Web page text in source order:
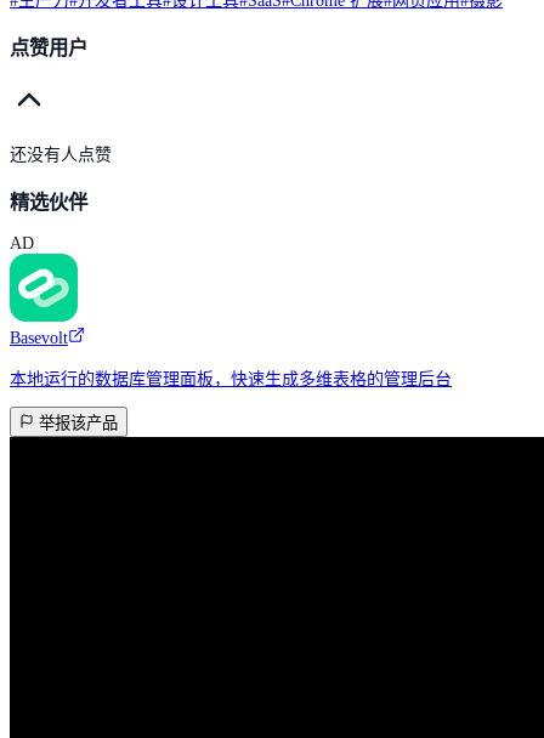
点赞用户
还没有人点赞
精选伙伴
AD
Basevolt
本地运行的数据库管理面板，快速生成多维表格的管理后台
举报该产品